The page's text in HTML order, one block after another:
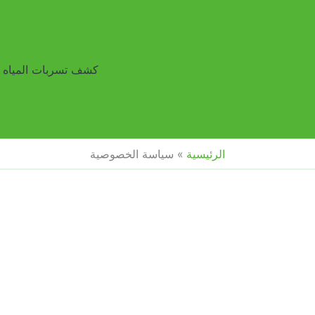
كشف تسربات المياه
الرئيسية سياسة الخصوصية